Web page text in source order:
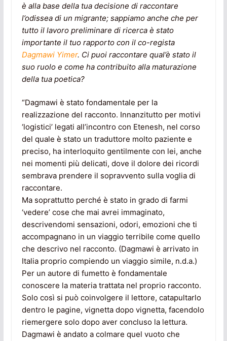
è alla base della tua decisione di raccontare
l’odissea di un migrante; sappiamo anche che per
tutto il lavoro preliminare di ricerca è stato
importante il tuo rapporto con il co-regista
Dagmawi Yimer. Ci puoi raccontare qual’è stato il
suo ruolo e come ha contribuito alla maturazione
della tua poetica?
“Dagmawi è stato fondamentale per la
realizzazione del racconto. Innanzitutto per motivi
‘logistici’ legati all’incontro con Etenesh, nel corso
del quale è stato un traduttore molto paziente e
preciso, ha interloquito gentilmente con lei, anche
nei momenti più delicati, dove il dolore dei ricordi
sembrava prendere il sopravvento sulla voglia di
raccontare.
Ma soprattutto perché è stato in grado di farmi
‘vedere’ cose che mai avrei immaginato,
descrivendomi sensazioni, odori, emozioni che ti
accompagnano in un viaggio terribile come quello
che descrivo nel racconto. (Dagmawi è arrivato in
Italia proprio compiendo un viaggio simile, n.d.a.)
Per un autore di fumetto è fondamentale
conoscere la materia trattata nel proprio racconto.
Solo così si può coinvolgere il lettore, catapultarlo
dentro le pagine, vignetta dopo vignetta, facendolo
riemergere solo dopo aver concluso la lettura.
Dagmawi è andato a colmare quel vuoto che